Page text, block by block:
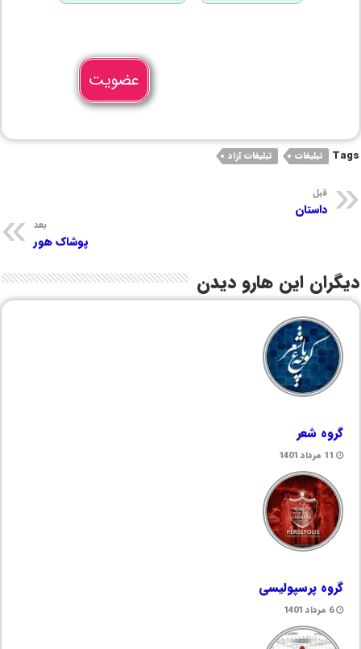
عضویت
Tags تبلیغات تبلیغات آزاد
قبل
داستان
بعد
پوشاک هور
دیگران این هارو دیدن
گروه شعر
11 مرداد 1401
گروه پرسپولیسی
6 مرداد 1401